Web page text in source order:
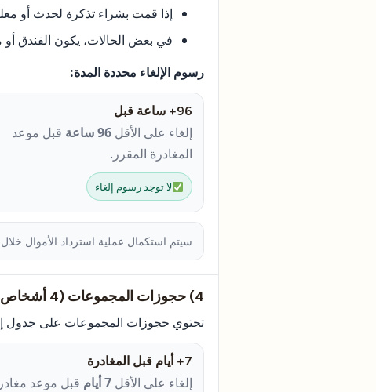
إذا قمت بشراء تذكرة لحدث أو
في بعض الحالات، يكون الفندق أو
رسوم الإلغاء محددة المدة:
96+ ساعة قبل
إلغاء على الأقل 96 ساعة
قبل موعد
المغادرة المقرر.
لا توجد رسوم إلغاء
سيتم استكمال عملية استرداد الأموال
4) حجوزات المجموعات (4 أشخاص أو أكثر في حجز واحد)
تحتوي حجوزات المجموعات على جدول
7+ أيام قبل المغادرة
إلغاء على الأقل 7 أيام قبل موعد